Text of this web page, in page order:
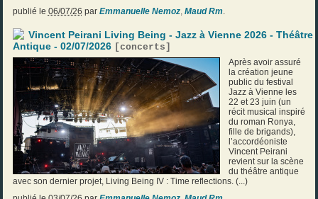
publié le 06/07/26 par Emmanuelle Nemoz, Maud Rm.
Vincent Peirani Living Being - Jazz à Vienne 2026 - Théâtre
Antique - 02/07/2026 [concerts ]
Après avoir assuré
la création jeune
public du festival
Jazz à Vienne les
22 et 23 juin (un
récit musical inspiré
du roman Ronya,
fille de brigands),
l’accordéoniste
Vincent Peirani
revient sur la scène
du théâtre antique
avec son dernier projet, Living Being IV : Time reflections. (...)